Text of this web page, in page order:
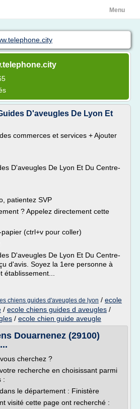
Menu
D'aveugles De Lyon Et
commerces et services + Ajouter
D'aveugles De Lyon Et Du Centre-
patientez SVP
? Appelez directement cette
(ctrl+v pour coller)
D'aveugles De Lyon Et Du Centre-
d'avis. Soyez la 1ere personne à
chiens guides d'aveugles de lyon / ecole
/ ecole chiens guides d aveugles /
/ ecole chien guide aveugle
Douarnenez (29100)
cherchez ?
recherche en choisissant parmi
:
le département : Finistère
visité cette page ont recherché :